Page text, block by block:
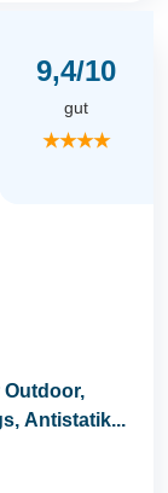
9,4/10
gut
★★★★
Antistatik...